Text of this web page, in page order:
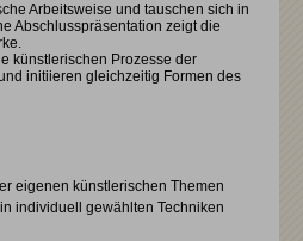
Arbeitsweise und tauschen sich in
Abschlusspräsentation zeigt die
künstlerischen Prozesse der
initiieren gleichzeitig Formen des
eigenen künstlerischen Themen
individuell gewählten Techniken